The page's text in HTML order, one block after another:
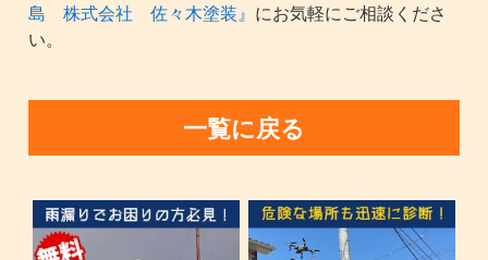
島 株式会社 佐々木塗装』 にお気軽にご相談くださ
い。
一覧に戻る